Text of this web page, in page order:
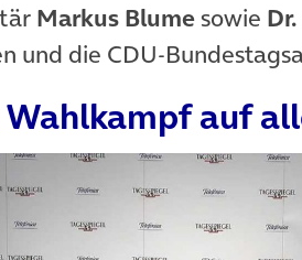
Markus Blumesowie
und die CDU-
auf